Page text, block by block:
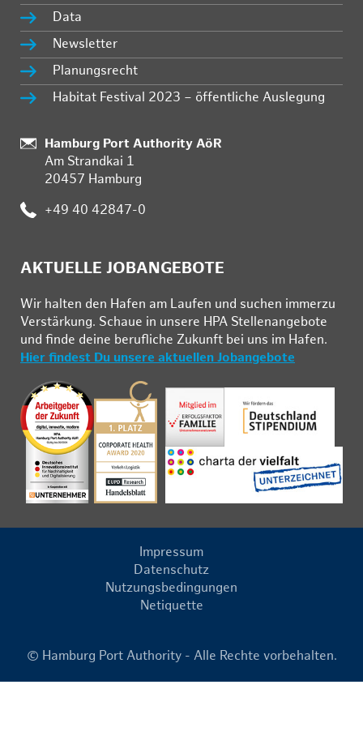
Data
Newsletter
Planungsrecht
Habitat Festival 2023 – öffentliche Auslegung
Standort:
Hamburg Port Authority AöR
Am Strandkai 1
20457 Hamburg
Telefon:
+49 40 42847-0
AKTUELLE JOBANGEBOTE
Wir hal­ten den Ha­fen am Lau­fen und su­chen im­mer­zu
Ver­stär­kung. Schau­e in un­se­re HPA Stel­len­an­ge­bo­te
und fin­de deine be­ruf­li­che Zu­kunft bei uns im Ha­fen.
Hier findest Du unsere aktuellen Jobangebote
Impressum
Datenschutz
Nutzungsbedingungen
Netiquette
© Hamburg Port Authority - Alle Rechte vorbehalten.